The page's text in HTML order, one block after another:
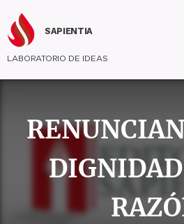
SAPIENTIA
LABORATORIO DE IDEAS